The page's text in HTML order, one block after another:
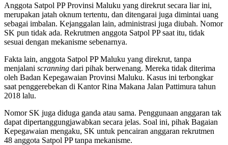
Anggota Satpol PP Provinsi Maluku yang direkrut secara liar ini,
merupakan jatah oknum tertentu, dan ditengarai juga dimintai uang
sebagai imbalan. Kejanggalan lain, administrasi juga diubah. Nomor
SK pun tidak ada. Rekrutmen anggota Satpol PP saat itu, tidak
sesuai dengan mekanisme sebenarnya.
Fakta lain, anggota Satpol PP Maluku yang direkrut, tanpa
menjalani scranning dari pihak berwenang. Mereka tidak diterima
oleh Badan Kepegawaian Provinsi Maluku. Kasus ini terbongkar
saat penggerebekan di Kantor Rina Makana Jalan Pattimura tahun
2018 lalu.
Nomor SK juga diduga ganda atau sama. Penggunaan anggaran tak
dapat dipertanggungjawabkan secara jelas. Soal ini, pihak Bagaian
Kepegawaian mengaku, SK untuk pencairan anggaran rekrutmen
48 anggota Satpol PP tanpa mekanisme.